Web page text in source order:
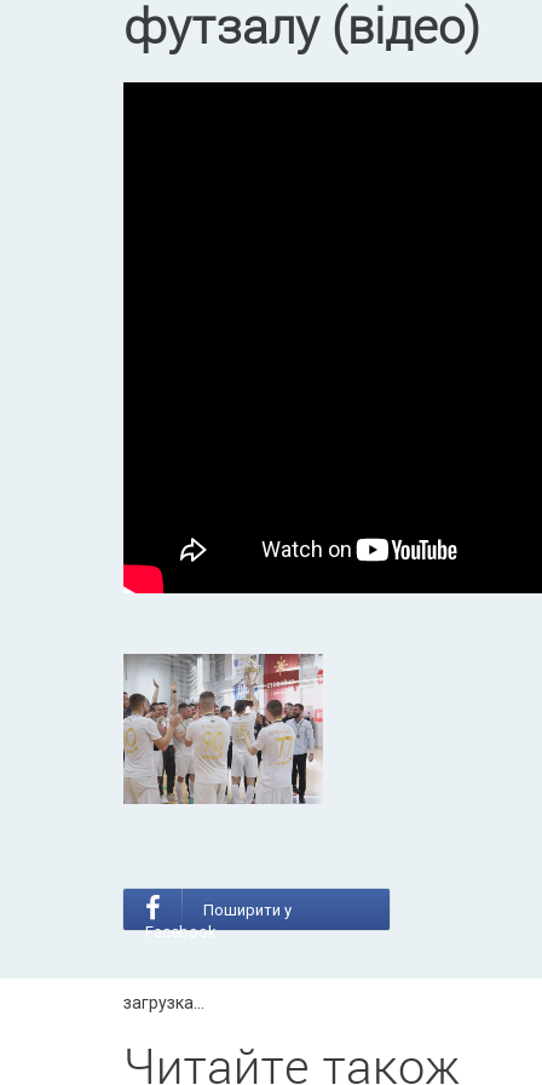
футзалу (відео)
Поширити у
Facebook
загрузка...
Читайте також